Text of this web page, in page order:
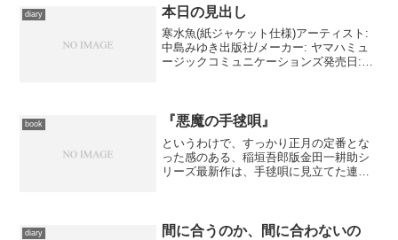
を探り当てたあと、どうにかやり過ごす
つもりでいたクレアだが、...
diary 本日の見出し
寒水魚(紙ジャケット仕様)アーティスト:
中島みゆき出版社/メーカー: ヤマハミュ
ージックコミュニケーションズ発売日:
book 『悪魔の手毬唄』
というわけで、すっかり正月の定番とな
った感のある、稲垣吾郎版金田一耕助シ
リーズ最新作は、手毬唄に見立てた連続
イミングが悪くまだ冒頭1...
diary
間に合うのか、間に合わないの